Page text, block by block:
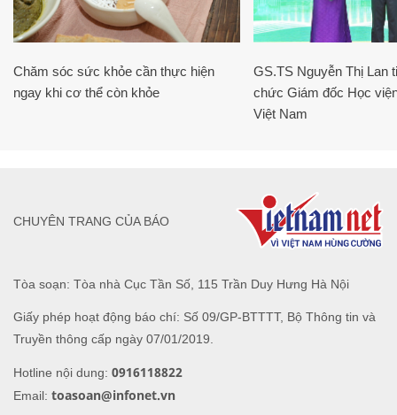
Chăm sóc sức khỏe cần thực hiện
ngay khi cơ thể còn khỏe
GS.TS Nguyễn Thị Lan
chức Giám đốc Học
Việt Nam
Tòa soạn: Tòa nhà Cục Tần Số, 115 Trần Duy Hưng Hà Nội
Giấy phép hoạt động báo chí: Số 09/GP-BTTTT, Bộ Thông tin và
Truyền thông cấp ngày 07/01/2019.
Hotline nội dung: 0916118822
Email: toasoan@infonet.vn
CHUYÊN TRANG CỦA BÁO